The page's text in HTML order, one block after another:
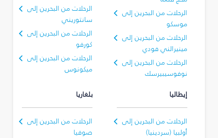
الرحلات من البحرين إلى
موسكو
الرحلات من البحرين إلى
مينيرالني فودي
الرحلات من البحرين إلى
نوفوسيبيرسك
الرحلات من البحرين إلى
سانتوريني
الرحلات من البحرين إلى
كورفو
الرحلات من البحرين إلى
ميكونوس
إيطاليا
الرحلات من البحرين إلى
أولبيا (سردينيا)
بلغاريا
الرحلات من البحرين إلى
صوفيا